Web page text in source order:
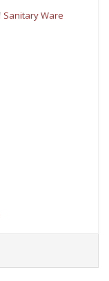
Sanitary Ware